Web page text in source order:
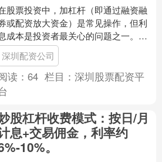
股票投资中，加杠杆（即通过融资融
或配资放大资金）是常见操作，但利
成本是投资者最关心的问题之一。本
将详细解析炒股加杠杆的利息计算方
式深圳配资公司，特别是日....
深圳配资公司
读：64 栏目：深圳股票配资平
股杠杆收费模式：按日/月
息+交易佣金，利率约
10%。